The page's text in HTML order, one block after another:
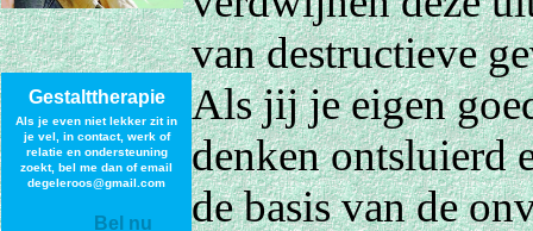
Gestalttherapie
Als je even niet lekker zit in
je vel, in contact, werk of
relatie en ondersteuning
zoekt, bel me dan of email
degeleroos@gmail.com
Bel nu
van destructieve
Als jij je eigen
denken ontsluierd
de basis van de